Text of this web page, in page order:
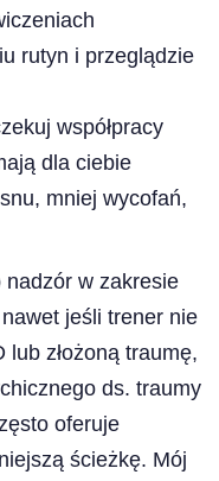
rutyn i przeglądzie
współpracy
dla ciebie
mniej wycofań,
w zakresie
jeśli trener nie
złożoną traumę,
ds. traumy
oferuje
ścieżkę. Mój